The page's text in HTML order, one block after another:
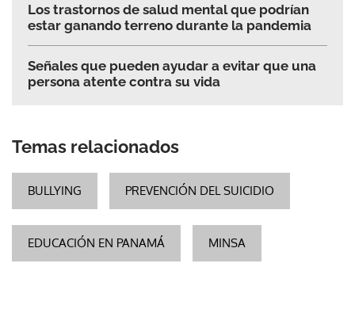
Los trastornos de salud mental que podrían
estar ganando terreno durante la pandemia
Señales que pueden ayudar a evitar que una
persona atente contra su vida
Temas relacionados
BULLYING PREVENCIÓN DEL SUICIDIO
EDUCACIÓN EN PANAMÁ MINSA